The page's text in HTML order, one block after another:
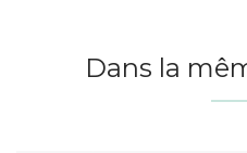
Dans la